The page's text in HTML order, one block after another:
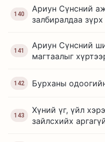
140
Ариун Сүнсний
залбиралдаа
141
Ариун Сүнсний
магтаалыг
142 Бурханы
143
Хүний үг, үйл
зайлсхийх